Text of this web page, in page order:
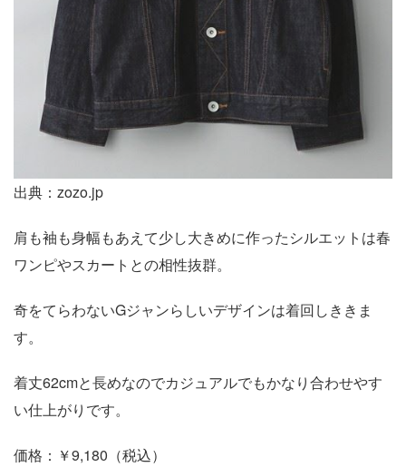
出典：zozo.jp
肩も袖も身幅もあえて少し大きめに作ったシルエットは春
ワンピやスカートとの相性抜群。
奇をてらわないGジャンらしいデザインは着回しききま
す。
着丈62cmと長めなのでカジュアルでもかなり合わせやす
い仕上がりです。
価格：￥9,180（税込）